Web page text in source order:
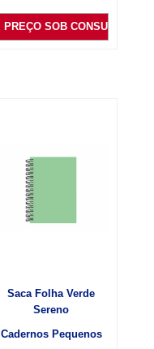
PREÇO SOB CONSULTA
Saca Folha Verde
Sereno
Cadernos Pequenos